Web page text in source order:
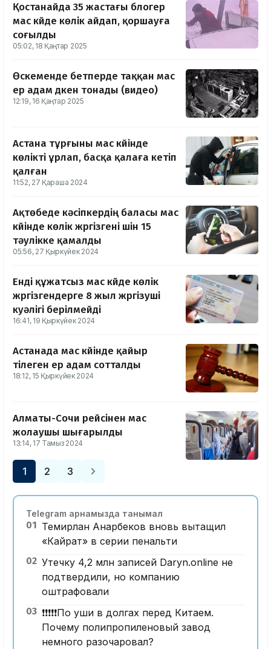
Қостанайда 35 жастағы блогер
мас күйде көлік айдап, қоршауға
соғылды
05:02, 18 Қаңтар 2025
Өскеменде бетперде таққан мас
ер адам дүкен тонады (видео)
12:19, 16 Қаңтар 2025
Астана тұрғыны мас күйінде
көлікті ұрлап, басқа қалаға кетіп
қалған
11:52, 27 Қараша 2024
Ақтөбеде кәсіпкердің баласы мас
күйінде көлік жүргізгені үшін 15
тәулікке қамалды
05:56, 27 Қыркүйек 2024
Енді құжатсыз мас күйде көлік
жүргізгендерге 8 жыл жүргізуші
куәлігі берілмейді
16:41, 19 Қыркүйек 2024
Астанада мас күйінде қайыр
тілеген ер адам сотталды
18:12, 15 Қыркүйек 2024
Алматы-Сочи рейсінен мас
жолаушы шығарылды
13:14, 17 Тамыз 2024
1 2 3
Telegram арнамызда танымал
01 Темирлан Анарбеков вновь вытащил
«Кайрат» в серии пенальти
02 Утечку 4,2 млн записей Daryn.online не
подтвердили, но компанию
оштрафовали
03 ❗️❗️❗️❗️❗️По уши в долгах перед Китаем.
Почему полипропиленовый завод
немного разочаровал?